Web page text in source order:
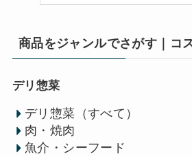
商品をジャンルでさがす｜コ
デリ惣菜
デリ惣菜（すべて）
肉・焼肉
魚介・シーフード